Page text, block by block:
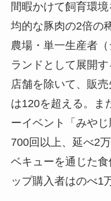
間暇かけて飼育環
均的な豚肉の2倍の
農場・単一生産者
ランドとして展開
店舗を除いて、販
は120を超える。ま
ーイベント「みや
700回以上、延べ2
ベキューを通じた
ップ購入者はのべ1